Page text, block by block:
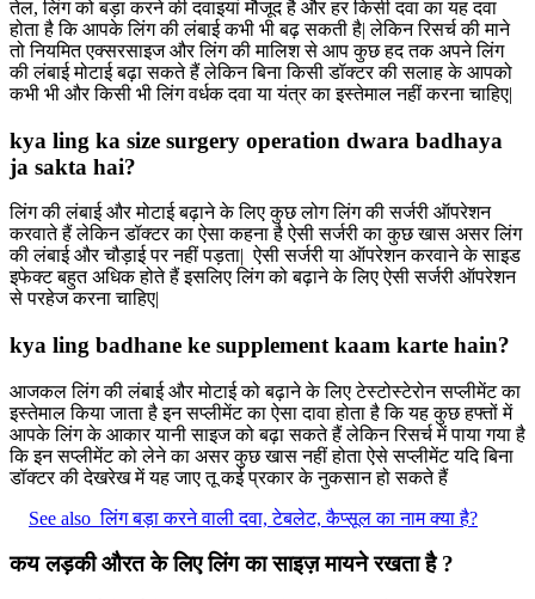
तेल, लिंग को बड़ा करने की दवाइयां मौजूद है और हर किसी दवा का यह दवा
होता है कि आपके लिंग की लंबाई कभी भी बढ़ सकती है| लेकिन रिसर्च की माने
तो नियमित एक्सरसाइज और लिंग की मालिश से आप कुछ हद तक अपने लिंग
की लंबाई मोटाई बढ़ा सकते हैं लेकिन बिना किसी डॉक्टर की सलाह के आपको
कभी भी और किसी भी लिंग वर्धक दवा या यंत्र का इस्तेमाल नहीं करना चाहिए|
kya ling ka size surgery operation dwara badhaya
ja sakta hai?
लिंग की लंबाई और मोटाई बढ़ाने के लिए कुछ लोग लिंग की सर्जरी ऑपरेशन
करवाते हैं लेकिन डॉक्टर का ऐसा कहना है ऐसी सर्जरी का कुछ खास असर लिंग
की लंबाई और चौड़ाई पर नहीं पड़ता| ऐसी सर्जरी या ऑपरेशन करवाने के साइड
इफेक्ट बहुत अधिक होते हैं इसलिए लिंग को बढ़ाने के लिए ऐसी सर्जरी ऑपरेशन
से परहेज करना चाहिए|
kya ling badhane ke supplement kaam karte hain?
आजकल लिंग की लंबाई और मोटाई को बढ़ाने के लिए टेस्टोस्टेरोन सप्लीमेंट का
इस्तेमाल किया जाता है इन सप्लीमेंट का ऐसा दावा होता है कि यह कुछ हफ्तों में
आपके लिंग के आकार यानी साइज को बढ़ा सकते हैं लेकिन रिसर्च में पाया गया है
कि इन सप्लीमेंट को लेने का असर कुछ खास नहीं होता ऐसे सप्लीमेंट यदि बिना
डॉक्टर की देखरेख में यह जाए तू कई प्रकार के नुकसान हो सकते हैं
See also लिंग बड़ा करने वाली दवा, टेबलेट, कैप्सूल का नाम क्या है?
कय लड़की औरत के लिए लिंग का साइज़ मायने रखता है ?